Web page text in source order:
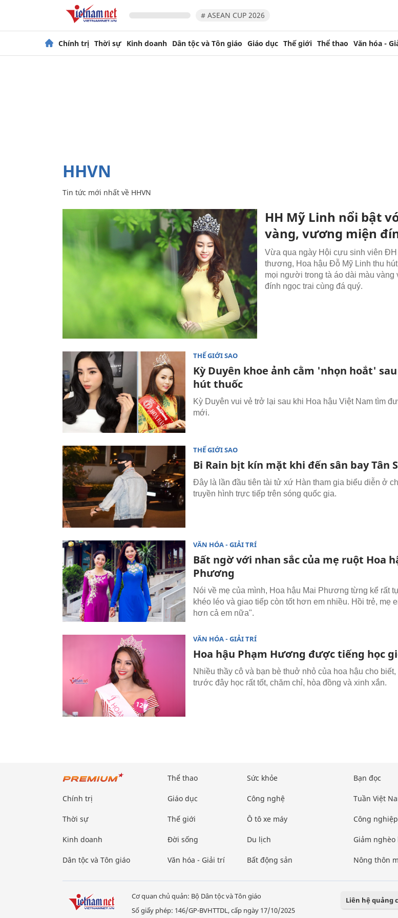
# ASEAN CUP 2026
Chính trị Thời sự Kinh doanh Dân tộc và Tôn giáo Giáo dục Thế giới Thể thao Văn hóa -
HHVN
Tin tức mới nhất về HHVN
HH Mỹ Linh nổi bật
vàng, vương miện
Vừa qua ngày Hội cựu sinh viên
thương, Hoa hậu Đỗ Mỹ Linh thu
mọi người trong tà áo dài màu vàng
đính ngọc trai cùng đá quý.
THẾ GIỚI SAO
Kỳ Duyên khoe ảnh cằm 'nhọn hoắt'
hút thuốc
Kỳ Duyên vui vẻ trở lại sau khi Hoa hậu Việt Nam tìm
mới.
THẾ GIỚI SAO
Bi Rain bịt kín mặt khi đến sân bay Tân
Đây là lần đầu tiên tài tử xứ Hàn tham gia biểu diễn ở
truyền hình trực tiếp trên sóng quốc gia.
VĂN HÓA - GIẢI TRÍ
Bất ngờ với nhan sắc của mẹ ruột Hoa
Phương
Nói về mẹ của mình, Hoa hậu Mai Phương từng kể rất
khéo léo và giao tiếp còn tốt hơn em nhiều. Hồi trẻ, mẹ
hơn cả em nữa".
VĂN HÓA - GIẢI TRÍ
Hoa hậu Phạm Hương được tiếng học
Nhiều thầy cô và bạn bè thuở nhỏ của hoa hậu cho
trước đây học rất tốt, chăm chỉ, hòa đồng và xinh xắn.
Chính trị
Thời sự
Kinh doanh
Dân tộc và Tôn giáo
Thể thao
Giáo dục
Thế giới
Đời sống
Văn hóa - Giải trí
Sức khỏe
Công nghệ
Ô tô xe máy
Du lịch
Bất động sản
Bạn đọc
Tuần Việt
Công
Giảm
Nông thôn
Cơ quan chủ quản: Bộ Dân tộc và Tôn giáo
Số giấy phép: 146/GP-BVHTTDL, cấp ngày 17/10/2025
Liên hệ quảng